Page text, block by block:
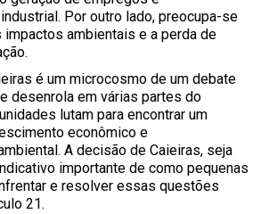
Por outro lado, preocupa-se
ambientais e a perda de
é um microcosmo de um debate
desenrola em várias partes do
lutam para encontrar um
econômico e
A decisão de Caieiras, seja
importante de como pequenas
e resolver essas questões
21.